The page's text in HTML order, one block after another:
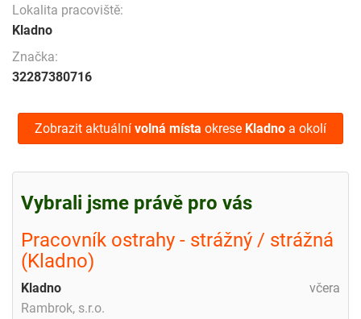
Lokalita pracoviště:
Kladno
Značka:
32287380716
Zobrazit aktuální volná místa okrese Kladno a okolí
Vybrali jsme právě pro vás
Pracovník ostrahy - strážný / strážná
(Kladno)
včera
Kladno
Rambrok, s.r.o.